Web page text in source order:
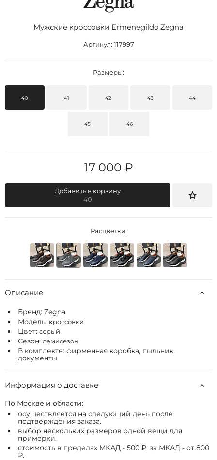
Мужские кроссовки Ermenegildo Zegna
Артикул: 117997
Размеры:
40 41 42 43 44
45 46
17 000 ₽
Добавить в корзину
40
Расцветки:
Описание
Бренд: Zegna
Модель: кроссовки
Цвет: серый
Сезон: демисезон
В комплекте: фирменная коробка, пыльник,
документы
Информация о доставке
По Москве и области:
осуществляется на следующий день после
подтверждения заказа.
выбор нескольких размеров одной вещи для
примерки.
стоимость в пределах МКАД - 500 ₽, за МКАД - от 800
₽.